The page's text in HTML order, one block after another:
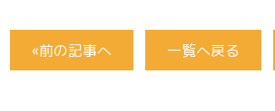
«前の記事へ 一覧へ戻る